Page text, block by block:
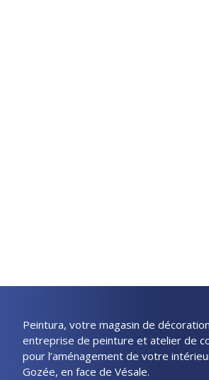
Peintura, votre magasin de
entreprise de peinture et atelier de
pour l’aménagement de votre
Gozée, en face de Vésale.